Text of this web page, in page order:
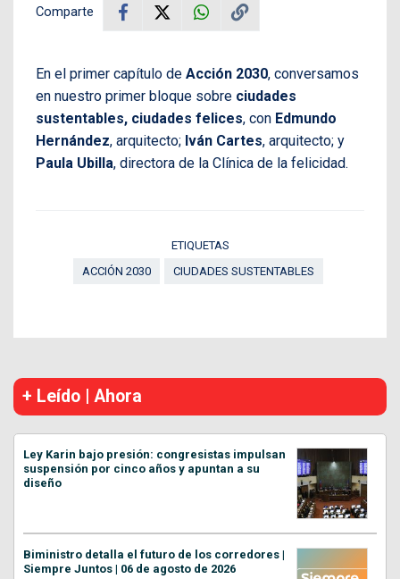
Comparte
En el primer capítulo de Acción 2030, conversamos
en nuestro primer bloque sobre ciudades
sustentables, ciudades felices, con Edmundo
Hernández, arquitecto; Iván Cartes, arquitecto; y
Paula Ubilla, directora de la Clínica de la felicidad.
ETIQUETAS
ACCIÓN 2030
CIUDADES SUSTENTABLES
+ Leído | Ahora
Ley Karin bajo presión: congresistas impulsan
suspensión por cinco años y apuntan a su
diseño
Biministro detalla el futuro de los corredores |
Siempre Juntos | 06 de agosto de 2026